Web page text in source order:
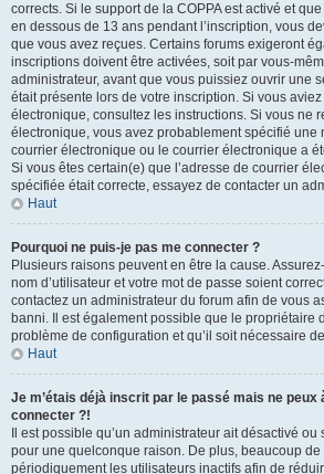
corrects. Si le support de la COPPA est activé et
en dessous de 13 ans pendant l’inscription, vous
que vous avez reçues. Certains forums exigeront
inscriptions doivent être activées, soit par vous-
administrateur, avant que vous puissiez ouvrir une
était présente lors de votre inscription. Si vous
électronique, consultez les instructions. Si vous ne
électronique, vous avez probablement spécifié une
courrier électronique ou le courrier électronique a
Si vous êtes certain(e) que l’adresse de courrier
spécifiée était correcte, essayez de contacter un
Haut
Pourquoi ne puis-je pas me connecter ?
Plusieurs raisons peuvent en être la cause.
nom d’utilisateur et votre mot de passe soient
contactez un administrateur du forum afin de vous
banni. Il est également possible que le propriétaire
problème de configuration et qu’il soit nécessaire
Haut
Je m’étais déjà inscrit par le passé mais ne peux
connecter ?!
Il est possible qu’un administrateur ait désactivé
pour une quelconque raison. De plus, beaucoup
périodiquement les utilisateurs inactifs afin de